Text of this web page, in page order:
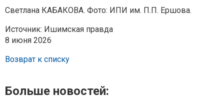
Светлана КАБАКОВА. Фото: ИПИ им. П.П. Ершова.
Источник: Ишимская правда
8 июня 2026
Возврат к списку
Больше новостей: